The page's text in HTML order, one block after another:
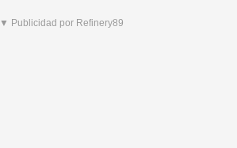
▼ Publicidad por Refinery89